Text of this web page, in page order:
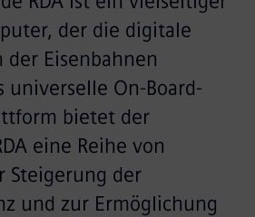
der die digitale
der Eisenbahnen
universelle On-Board-
bietet der
eine Reihe von
Steigerung der
und zur Ermöglichung